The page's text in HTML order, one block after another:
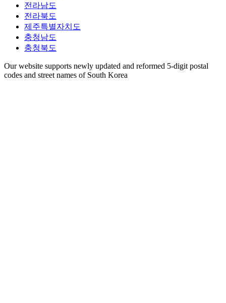
전라남도
전라북도
제주특별자치도
충청남도
충청북도
Our website supports newly updated and reformed 5-digit postal
codes and street names of South Korea